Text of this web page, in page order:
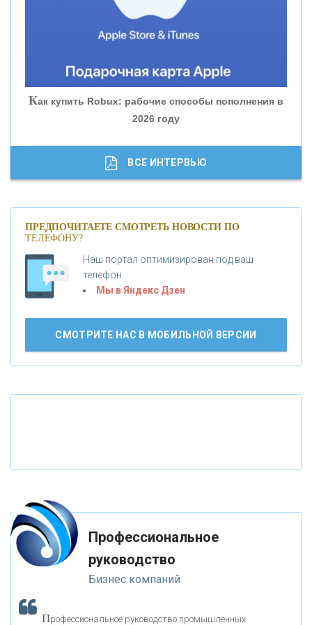
«БАНК ГЛОБЭКС»
«СОВКОМБАНК»
«ГАЗПРОМБАНК»
«МОСКОВСКИЙ КРЕДИТНЫЙ БАНК»
«БАНК ВОЗРОЖДЕНИЕ»
АО «КРЕДИТ ЕВРОПА БАНК»
«ФК ОТКРЫТИЕ»
«ЗАПСИБКОМБАНК»
«РОСЕВРОБАНК»
Как купить Robux: рабочие способы пополнения в
2026 году
Банки.ру обновил логотип впервые за 19 лет -
ВСЕ ИНТЕРВЬЮ
ПРЕДПОЧИТАЕТЕ СМОТРЕТЬ НОВОСТИ ПО
ТЕЛЕФОНУ?
Наш портал оптимизирован под ваш
телефон.
Мы в Яндекс Дзен
СМОТРИТЕ НАС В МОБИЛЬНОЙ ВЕРСИИ
Профессиональное
руководство
Бизнес компаний
Профессиональное руководство промышленных